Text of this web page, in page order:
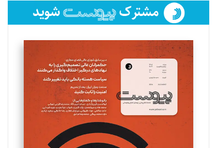
فائزه فتحی رستمی
تحریریه
سروش کرمیان
تحریریه
مینا پاکدل